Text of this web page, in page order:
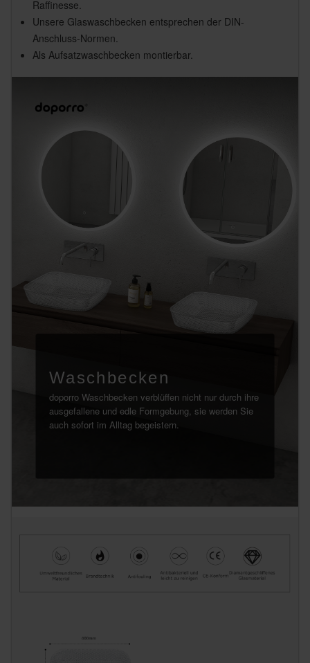
Raffinesse.
Unsere Glaswaschbecken entsprechen der DIN-
Anschluss-Normen.
Als Aufsatzwaschbecken montierbar.
Waschbecken
doporro Waschbecken verblüffen nicht nur durch ihre
ausgefallene und edle Formgebung, sie werden Sie
auch sofort im Alltag begeistern.